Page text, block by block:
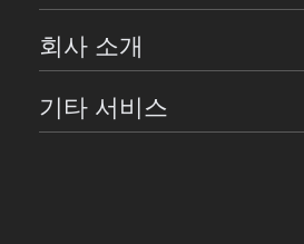
회사 소개
기타 서비스